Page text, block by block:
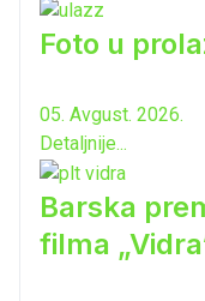
Foto u
05. Avgust. 2026.
Detaljnije...
Barska
filma